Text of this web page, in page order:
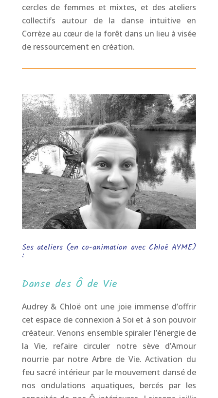
cercles de femmes et mixtes, et des ateliers
collectifs autour de la danse intuitive en
Corrèze au cœur de la forêt dans un lieu à visée
de ressourcement en création.
Ses ateliers (en co-animation avec Chloë AYME)
:
Danse des Ô de Vie
Audrey & Chloë ont une joie immense d’offrir
cet espace de connexion à Soi et à son pouvoir
créateur. Venons ensemble spiraler l’énergie de
la Vie, refaire circuler notre sève d’Amour
nourrie par notre Arbre de Vie. Activation du
feu sacré intérieur par le mouvement dansé de
nos ondulations aquatiques, bercés par les